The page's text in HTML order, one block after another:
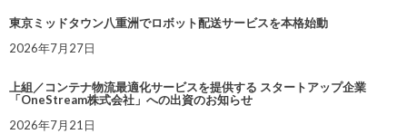
東京ミッドタウン八重洲でロボット配送サービスを本格始動
2026年7月27日
上組／コンテナ物流最適化サービスを提供する スタートアップ企業
「OneStream株式会社」への出資のお知らせ
2026年7月21日